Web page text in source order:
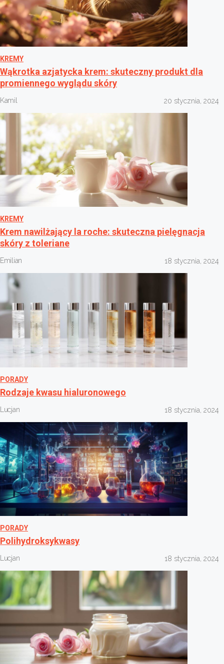
KREMY
Wąkrotka azjatycka krem: skuteczny produkt dla
promiennego wyglądu skóry
Kamil 20 stycznia, 2024
KREMY
Krem nawilżający la roche: skuteczna pielęgnacja
skóry z toleriane
Emilian 18 stycznia, 2024
PORADY
Rodzaje kwasu hialuronowego
Lucjan 18 stycznia, 2024
PORADY
Polihydroksykwasy
Lucjan 18 stycznia, 2024